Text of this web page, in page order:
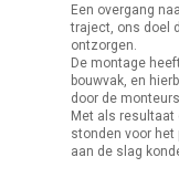
Een overgang
traject, ons doel
ontzorgen.
De montage
bouwvak, en
door de
Met als resultaat
stonden voor het
aan de slag